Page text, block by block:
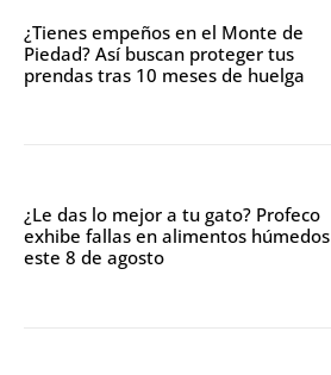
¿Tienes empeños en el Monte de
Piedad? Así buscan proteger tus
prendas tras 10 meses de huelga
¿Le das lo mejor a tu gato? Profeco
exhibe fallas en alimentos húmedos
este 8 de agosto